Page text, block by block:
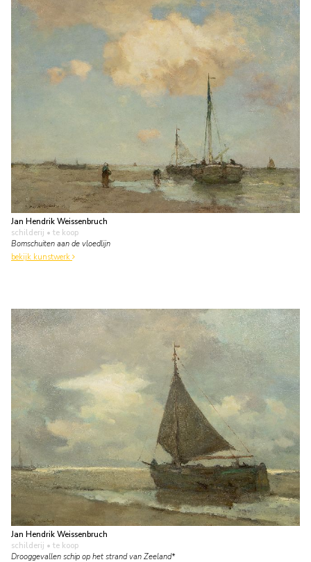
Jan Hendrik Weissenbruch
schilderij • te koop
Bomschuiten aan de vloedlijn
bekijk kunstwerk
Jan Hendrik Weissenbruch
schilderij • te koop
Drooggevallen schip op het strand van Zeeland*